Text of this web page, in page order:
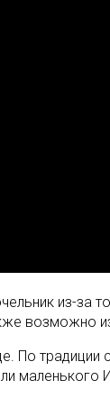
из-за
возможно
По традиции
маленького